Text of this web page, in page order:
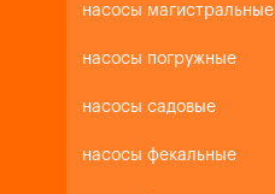
насосы магистральные
насосы погружные
насосы садовые
насосы фекальные